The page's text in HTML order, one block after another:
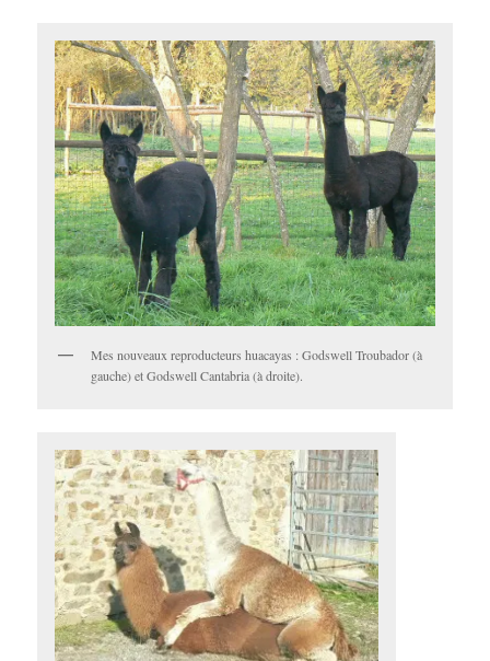
Mes nouveaux reproducteurs huacayas : Godswell Troubador (à
gauche) et Godswell Cantabria (à droite).